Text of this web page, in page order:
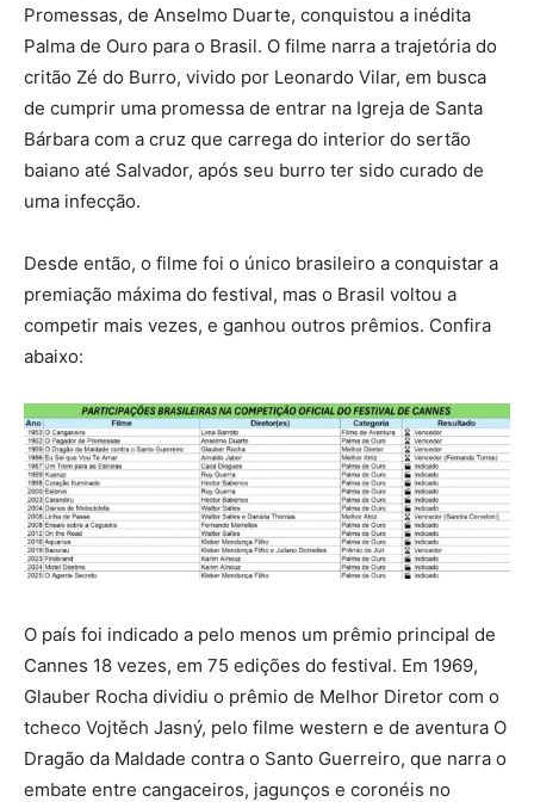
Promessas, de Anselmo Duarte, conquistou a inédita
Palma de Ouro para o Brasil. O filme narra a trajetória do
critão Zé do Burro, vivido por Leonardo Vilar, em busca
de cumprir uma promessa de entrar na Igreja de Santa
Bárbara com a cruz que carrega do interior do sertão
baiano até Salvador, após seu burro ter sido curado de
uma infecção.
Desde então, o filme foi o único brasileiro a conquistar a
premiação máxima do festival, mas o Brasil voltou a
competir mais vezes, e ganhou outros prêmios. Confira
abaixo:
O país foi indicado a pelo menos um prêmio principal de
Cannes 18 vezes, em 75 edições do festival. Em 1969,
Glauber Rocha dividiu o prêmio de Melhor Diretor com o
tcheco Vojtěch Jasný, pelo filme western e de aventura O
Dragão da Maldade contra o Santo Guerreiro, que narra o
embate entre cangaceiros, jagunços e coronéis no